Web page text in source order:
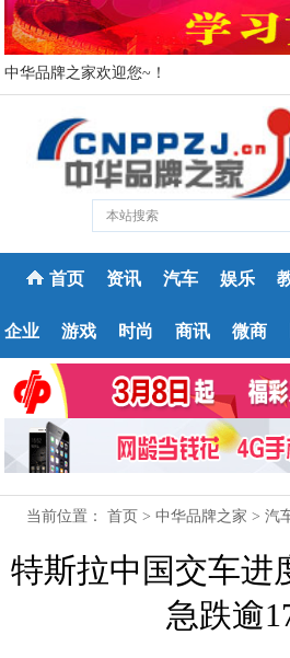
中华品牌之家欢迎您~！
首页 资讯 汽车 娱乐
企业 游戏 时尚 商讯 微商
当前位置：首页 >中华品牌之家 >汽
特斯拉中国交车进
急跌逾